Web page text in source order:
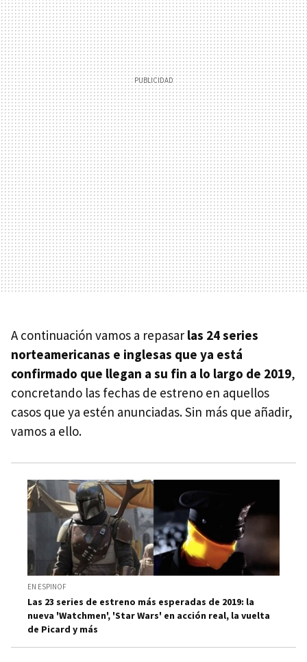
A continuación vamos a repasar las 24 series
norteamericanas e inglesas que ya está
confirmado que llegan a su fin a lo largo de 2019,
concretando las fechas de estreno en aquellos
casos que ya estén anunciadas. Sin más que añadir,
vamos a ello.
EN ESPINOF
Las 23 series de estreno más esperadas de 2019: la
nueva 'Watchmen', 'Star Wars' en acción real, la vuelta
de Picard y más